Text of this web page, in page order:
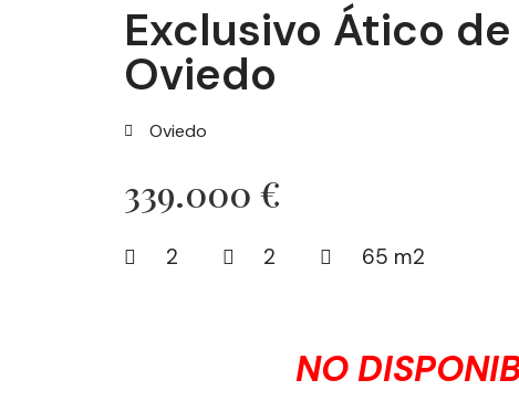
Exclusivo Ático
Oviedo
Oviedo
339.000 €
2 2 65 m2
NO